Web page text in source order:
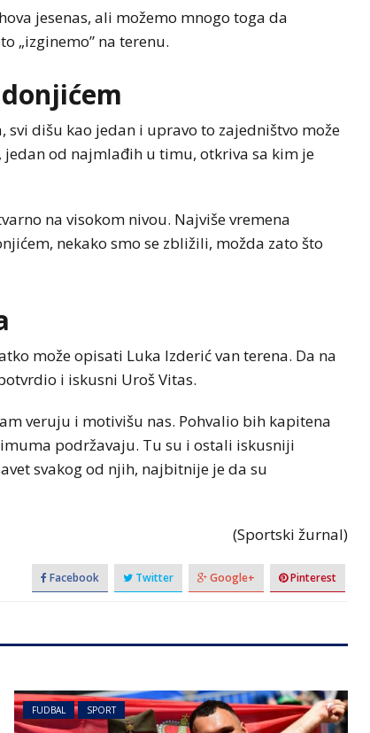
jesenas, ali možemo mnogo toga da
„izginemo” na terenu.
dišu kao jedan i upravo to zajedništvo može
jedan od najmlađih u timu, otkriva sa kim je
na visokom nivou. Najviše vremena
nekako smo se zbližili, možda zato što
može opisati Luka Izderić van terena. Da na
i iskusni Uroš Vitas.
veruju i motivišu nas. Pohvalio bih kapitena
podržavaju. Tu su i ostali iskusniji
svakog od njih, najbitnije je da su
(Sportski žurnal)
Facebook Twitter Google+ Pinterest
FUDBAL SPORT